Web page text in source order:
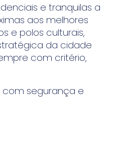
e tranquilas a
aos melhores
e polos culturais,
da cidade
com critério,
com segurança e